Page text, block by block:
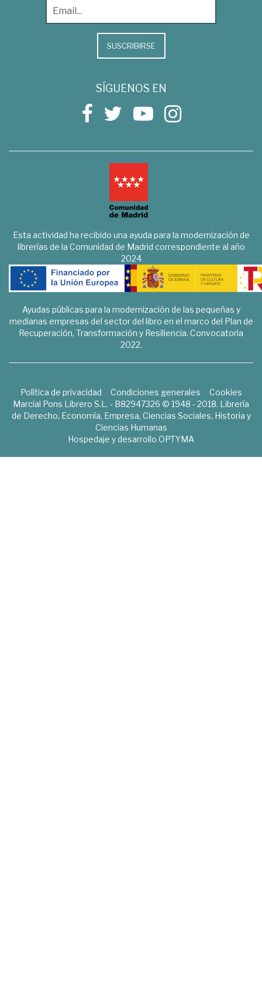
SUSCRIBIRSE
SÍGUENOS EN
Esta actividad ha recibido una ayuda para la modernización de
librerías de la Comunidad de Madrid correspondiente al año
2024
Ayudas públicas para la modernización de las pequeñas y
medianas empresas del sector del libro en el marco del Plan de
Recuperación, Transformación y Resiliencia. Convocatoria
2022.
Política de privacidad Condiciones generales
Cookies
Marcial Pons Librero S.L. - B82947326 © 1948 - 2018. Librería
de Derecho, Economía, Empresa, Ciencias Sociales, Historia y
Ciencias Humanas
Hospedaje y desarrollo OPTYMA